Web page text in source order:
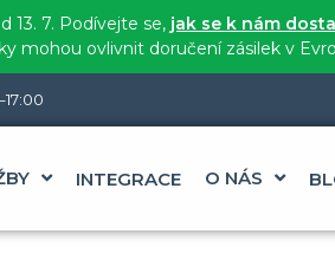
13. 7. Podívejte se, jak se k nám
mohou ovlivnit doručení zásilek v
INTEGRACE O NÁS